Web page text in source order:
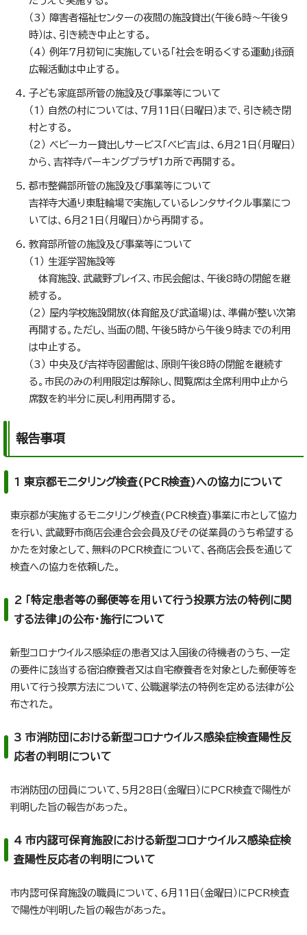
（3） 障害者福祉センターの夜間の施設貸出(午後6時～午後9
時）は、引き続き中止とする。
（4） 例年7月初旬に実施している「社会を明るくする運動」街頭
広報活動は中止する。
子ども家庭部所管の施設及び事業等について
（1） 自然の村については、7月11日（日曜日）まで、引き続き閉
村とする。
（2） ベビーカー貸出しサービス「べビ吉」は、6月21日（月曜日）
から、吉祥寺パーキングプラザ1カ所で再開する。
都市整備部所管の施設及び事業等について
吉祥寺大通り東駐輪場で実施しているレンタサイクル事業につ
いては、6月21日（月曜日）から再開する。
教育部所管の施設及び事業等について
（1） 生涯学習施設等
体育施設、武蔵野プレイス、市民会館は、午後8時の閉館を継
続する。
（2） 屋内学校施設開放(体育館及び武道場)は、準備が整い次第
再開する。ただし、当面の間、午後5時から午後9時までの利用
は中止する。
（3） 中央及び吉祥寺図書館は、原則午後8時の閉館を継続す
る。市民のみの利用限定は解除し、閲覧席は全席利用中止から
席数を約半分に戻し利用再開する。
報告事項
1 東京都モニタリング検査(PCR検査)への協力について
東京都が実施するモニタリング検査(PCR検査)事業に市として協力
を行い、武蔵野市商店会連合会会員及びその従業員のうち希望する
かたを対象として、無料のPCR検査について、各商店会長を通じて
検査への協力を依頼した。
2 「特定患者等の郵便等を用いて行う投票方法の特例に関
する法律」の公布・施行について
新型コロナウイルス感染症の患者又は入国後の待機者のうち、一定
の要件に該当する宿泊療養者又は自宅療養者を対象とした郵便等を
用いて行う投票方法について、公職選挙法の特例を定める法律が公
布された。
3 市消防団における新型コロナウイルス感染症検査陽性反
応者の判明について
市消防団の団員について、5月28日（金曜日）にPCR検査で陽性が
判明した旨の報告があった。
4 市内認可保育施設における新型コロナウイルス感染症検
査陽性反応者の判明について
市内認可保育施設の職員について、6月11日（金曜日）にPCR検査
で陽性が判明した旨の報告があった。